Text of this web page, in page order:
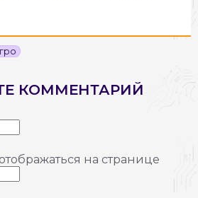
КОММЕНТАРИЙ
на странице